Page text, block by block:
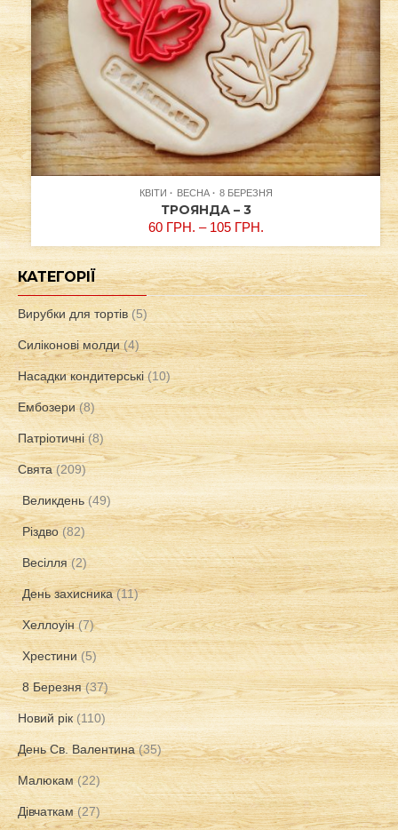
КВІТИ ВЕСНА 8 БЕРЕЗНЯ
ТРОЯНДА – 3
60 ГРН. – 105 ГРН.
КАТЕГОРІЇ
Вирубки для тортів (5)
Силіконові молди (4)
Насадки кондитерські (10)
Ембозери (8)
Патріотичні (8)
Свята (209)
Великдень (49)
Різдво (82)
Весілля (2)
День захисника (11)
Хеллоуін (7)
Хрестини (5)
8 Березня (37)
Новий рік (110)
День Св. Валентина (35)
Малюкам (22)
Дівчаткам (27)